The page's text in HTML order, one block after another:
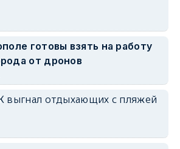
готовы взять на работу
от дронов
выгнал отдыхающих с пляжей